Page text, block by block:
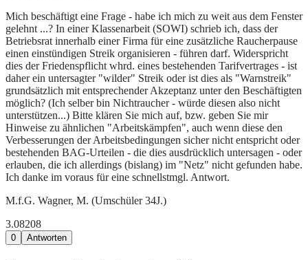
Mich beschäftigt eine Frage - habe ich mich zu weit aus dem Fenster
gelehnt ...? In einer Klassenarbeit (SOWI) schrieb ich, dass der
Betriebsrat innerhalb einer Firma für eine zusätzliche Raucherpause
einen einstündigen Streik organisieren - führen darf. Widerspricht
dies der Friedenspflicht whrd. eines bestehenden Tarifvertrages - ist
daher ein untersagter "wilder" Streik oder ist dies als "Warnstreik"
grundsätzlich mit entsprechender Akzeptanz unter den Beschäftigten
möglich? (Ich selber bin Nichtraucher - würde diesen also nicht
unterstützen...) Bitte klären Sie mich auf, bzw. geben Sie mir
Hinweise zu ähnlichen "Arbeitskämpfen", auch wenn diese den
Verbesserungen der Arbeitsbedingungen sicher nicht entspricht oder
bestehenden BAG-Urteilen - die dies ausdrücklich untersagen - oder
erlauben, die ich allerdings (bislang) im "Netz" nicht gefunden habe.
Ich danke im voraus für eine schnellstmgl. Antwort.
M.f.G. Wagner, M. (Umschüler 34J.)
3.08208
0 Antworten